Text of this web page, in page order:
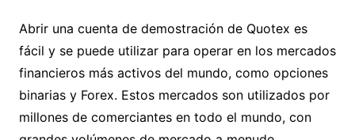
Abrir una cuenta de demostración de Quotex es
fácil y se puede utilizar para operar en los mercados
financieros más activos del mundo, como opciones
binarias y Forex. Estos mercados son utilizados por
millones de comerciantes en todo el mundo, con